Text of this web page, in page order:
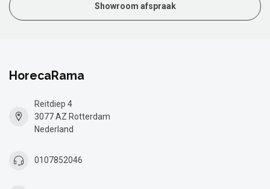
Showroom afspraak
HorecaRama
Reitdiep 4
3077 AZ Rotterdam
Nederland
0107852046